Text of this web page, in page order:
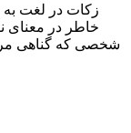
زکات در لغت